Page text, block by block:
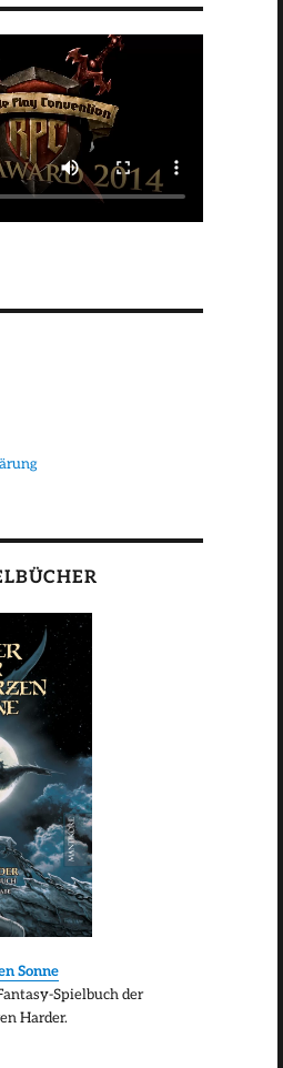
Sonne
Spielbuch der
Harder.